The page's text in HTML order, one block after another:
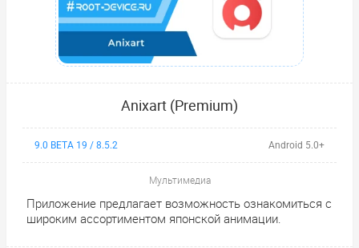
Anixart (Premium)
9.0 BETA 19 / 8.5.2 Android 5.0+
Мультимедиа
Приложение предлагает возможность ознакомиться с
широким ассортиментом японской анимации.